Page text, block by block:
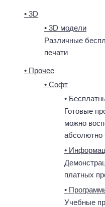
• 3D
• 3D модели
Различные
печати
• Прочее
• Софт
•
Готовые
можно
абсолютно
•
платных
•
Учебные